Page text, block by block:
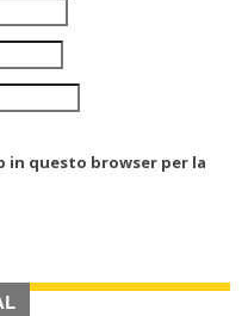
in questo browser per la